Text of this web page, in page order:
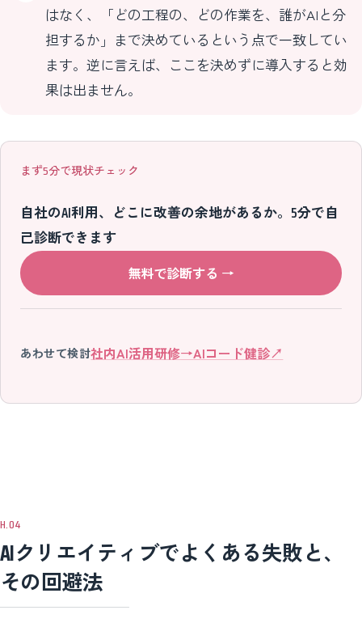
はなく、「どの工程の、どの作業を、誰がAIと分
担するか」まで決めているという点で一致してい
ます。逆に言えば、ここを決めずに導入すると効
果は出ません。
まず5分で現状チェック
自社のAI利用、どこに改善の余地があるか。5分で自
己診断できます
無料で診断する →
あわせて検討社内AI活用研修→AIコード健診↗
AIクリエイティブでよくある失敗と、
その回避法